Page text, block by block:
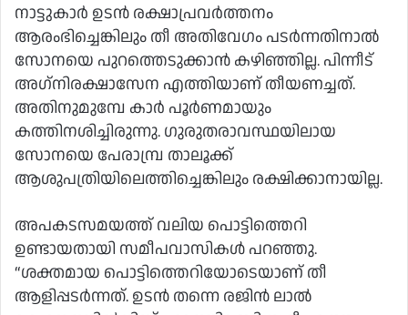
നാട്ടുകാര്‍ ഉടന്‍ രക്ഷാപ്രവര്‍ത്തനം
ആരംഭിച്ചെങ്കിലും തീ അതിവേഗം പടര്‍ന്നതിനാല്‍
സോനയെ പുറത്തെടുക്കാന്‍ കഴിഞ്ഞില്ല. പിന്നീട്
അഗ്‌നിരക്ഷാസേന എത്തിയാണ് തീയണച്ചത്.
അതിനുമുമ്പേ കാര്‍ പൂര്‍ണമായും
കത്തിനശിച്ചിരുന്നു. ഗുരുതരാവസ്ഥയിലായ
സോനയെ പേരാമ്പ്ര താലൂക്ക്
ആശുപത്രിയിലെത്തിച്ചെങ്കിലും രക്ഷിക്കാനായില്ല.
അപകടസമയത്ത് വലിയ പൊട്ടിത്തെറി
ഉണ്ടായതായി സമീപവാസികള്‍ പറഞ്ഞു.
“ശക്തമായ പൊട്ടിത്തെറിയോടെയാണ് തീ
ആളിപ്പടര്‍ന്നത്. ഉടന്‍ തന്നെ രജിന്‍ ലാല്‍